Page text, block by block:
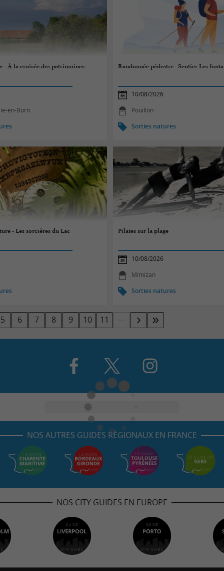
- À la croisée des patrimoines
en-Born
Randonnée pédestre : Sentier Les
10/08/2026
Pouillon
Sorties natures
- Les sorcières du Lac Pilates sur la plage
10/08/2026
Mimizan
Sorties natures
5 6 7 8 9 10 11
NOS AUTRES GUIDES RÉGIONAUX EN FRANCE
NOS CITY GUIDES EN EUROPE